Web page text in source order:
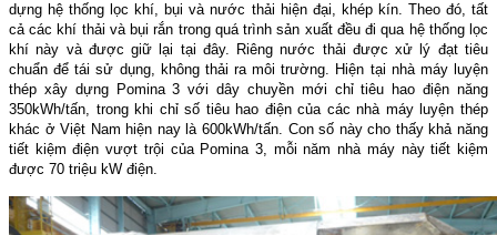
dựng hệ thống lọc khí, bụi và nước thải hiện đại, khép kín. Theo đó, tất
cả các khí thải và bụi rắn trong quá trình sản xuất đều đi qua hệ thống lọc
khí này và được giữ lại tại đây. Riêng nước thải được xử lý đạt tiêu
chuẩn để tái sử dụng, không thải ra môi trường. Hiện tại nhà máy luyện
thép xây dựng Pomina 3 với dây chuyền mới chỉ tiêu hao điện năng
350kWh/tấn, trong khi chỉ số tiêu hao điện của các nhà máy luyện thép
khác ở Việt Nam hiện nay là 600kWh/tấn. Con số này cho thấy khả năng
tiết kiệm điện vượt trội của Pomina 3, mỗi năm nhà máy này tiết kiệm
được 70 triệu kW điện.